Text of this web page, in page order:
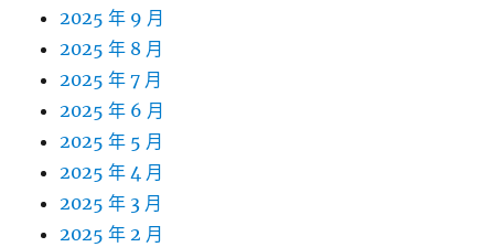
2025 年 9 月
2025 年 8 月
2025 年 7 月
2025 年 6 月
2025 年 5 月
2025 年 4 月
2025 年 3 月
2025 年 2 月